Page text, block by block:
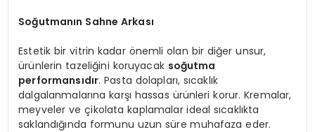
Soğutmanın Sahne Arkası
Estetik bir vitrin kadar önemli olan bir diğer unsur,
ürünlerin tazeliğini koruyacak soğutma
performansıdır. Pasta dolapları, sıcaklık
dalgalanmalarına karşı hassas ürünleri korur. Kremalar,
meyveler ve çikolata kaplamalar ideal sıcaklıkta
saklandığında formunu uzun süre muhafaza eder.